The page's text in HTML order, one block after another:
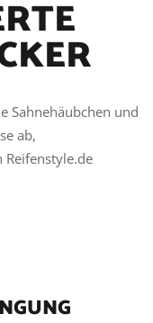
Sahnehäubchen und
ab,